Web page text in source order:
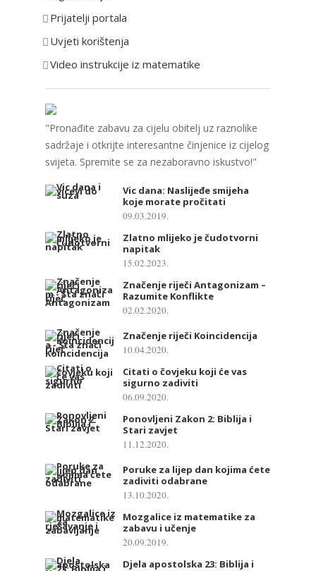
j Prijatelji portala
Uvjeti korištenja
Video instrukcije iz matematike
"Pronađite zabavu za cijelu obitelj uz raznolike
sadržaje i otkrijte interesantne činjenice iz cijelog
svijeta. Spremite se za nezaboravno iskustvo!"
Vic dana: Naslijeđe smijeha
koje morate pročitati
09.03.2019.
Zlatno mlijeko je čudotvorni
napitak
15.02.2023.
Značenje riječi Antagonizam –
Razumite Konflikte
02.02.2020.
Značenje riječi Koincidencija
10.04.2020.
Citati o čovjeku koji će vas
sigurno zadiviti
06.09.2020.
Ponovljeni Zakon 2: Biblija i
Stari zavjet
11.12.2020.
Poruke za lijep dan kojima ćete
zadiviti odabrane
13.10.2020.
Mozgalice iz matematike za
zabavu i učenje
20.09.2019.
Djela apostolska 23: Biblija i